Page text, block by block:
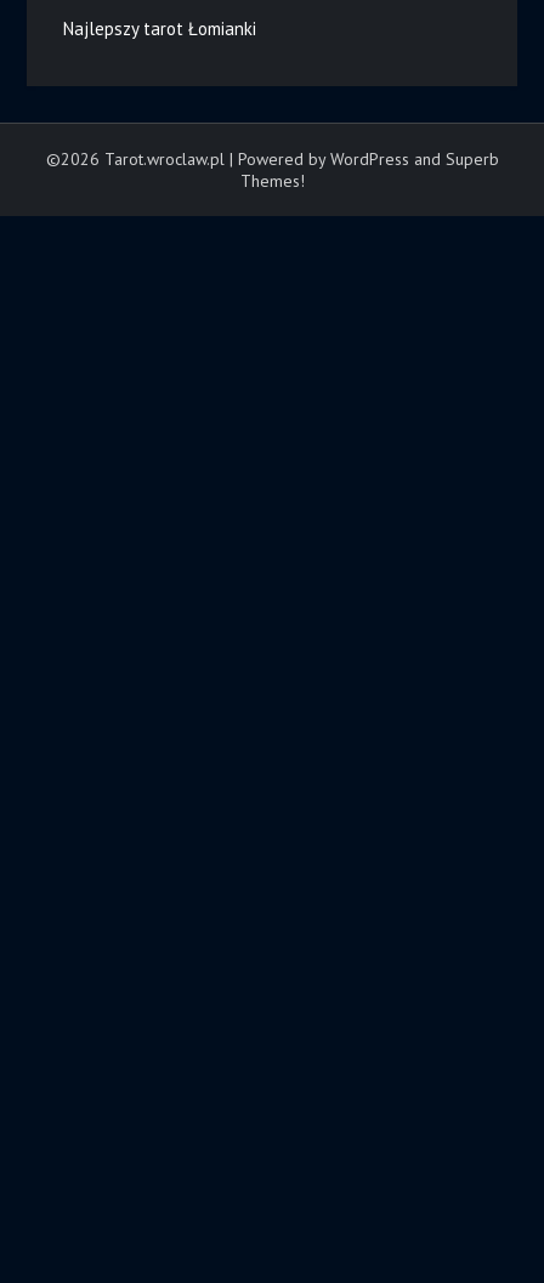
Najlepszy tarot Łomianki
©2026 Tarot.wroclaw.pl | Powered by WordPress and Superb
Themes!